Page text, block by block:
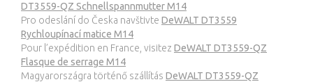
DT3559-QZ Schnellspannmutter M14
Pro odeslání do Česka navštivte DeWALT DT3559
Rychloupínací matice M14
Pour l’expédition en France, visitez DeWALT DT3559-QZ
Flasque de serrage M14
Magyarországra történő szállítás DeWALT DT3559-QZ